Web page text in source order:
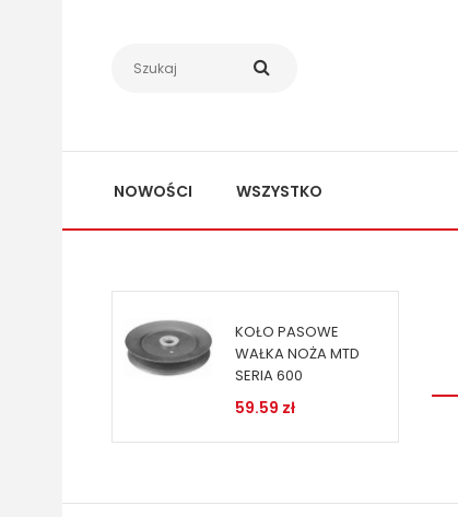
NOWOŚCI WSZYSTKO
KOŁO PASOWE
WAŁKA NOŻA MTD
SERIA 600
59.59 zł